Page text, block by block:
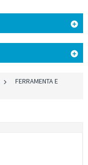
>
FERRAMENTA E